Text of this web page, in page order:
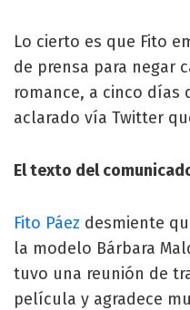
Lo cierto es que Fito
de prensa para negar
romance, a cinco días
aclarado vía Twitter
El texto del
Fito Páez desmiente
la modelo Bárbara
tuvo una reunión de
película y agradece